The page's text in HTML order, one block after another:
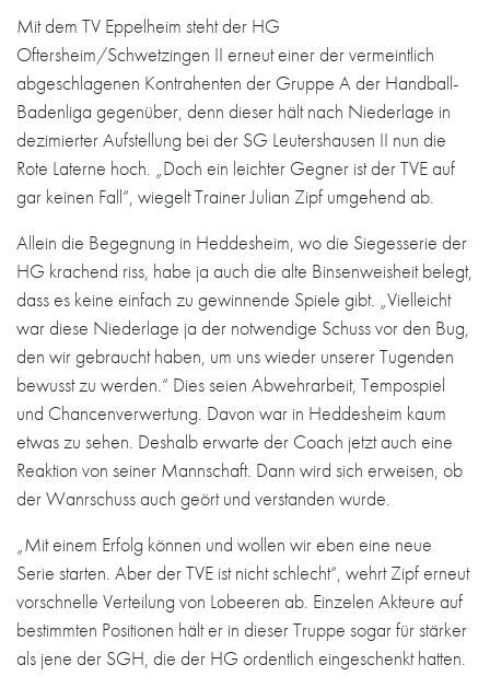
Mit dem TV Eppelheim steht der HG
Oftersheim/Schwetzingen II erneut einer der vermeintlich
abgeschlagenen Kontrahenten der Gruppe A der Handball-
Badenliga gegenüber, denn dieser hält nach Niederlage in
dezimierter Aufstellung bei der SG Leutershausen II nun die
Rote Laterne hoch. „Doch ein leichter Gegner ist der TVE auf
gar keinen Fall“, wiegelt Trainer Julian Zipf umgehend ab.
Allein die Begegnung in Heddesheim, wo die Siegesserie der
HG krachend riss, habe ja auch die alte Binsenweisheit belegt,
dass es keine einfach zu gewinnende Spiele gibt. „Vielleicht
war diese Niederlage ja der notwendige Schuss vor den Bug,
den wir gebraucht haben, um uns wieder unserer Tugenden
bewusst zu werden.“ Dies seien Abwehrarbeit, Tempospiel
und Chancenverwertung. Davon war in Heddesheim kaum
etwas zu sehen. Deshalb erwarte der Coach jetzt auch eine
Reaktion von seiner Mannschaft. Dann wird sich erweisen, ob
der Wanrschuss auch geört und verstanden wurde.
„Mit einem Erfolg können und wollen wir eben eine neue
Serie starten. Aber der TVE ist nicht schlecht“, wehrt Zipf erneut
vorschnelle Verteilung von Lobeeren ab. Einzelen Akteure auf
bestimmten Positionen hält er in dieser Truppe sogar für stärker
als jene der SGH, die der HG ordentlich eingeschenkt hatten.